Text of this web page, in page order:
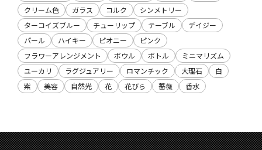
クリーム色
ガラス コルク
シンメトリー
ターコイズブルー
チューリップ テーブル
デイジー
パール
ハイキー ピオニー
ピンク
フラワーアレンジメント
ボウル ボトル
ミニマリズム
ユーカリ
ラグジュアリー ロマンチック 大理石
白
紫
美容 自然光 花 花びら 薔薇 香水